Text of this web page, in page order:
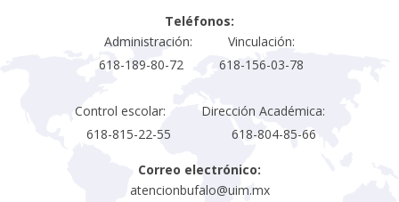
Teléfonos:
Administración: Vinculación:
618-189-80-72 618-156-03-78
Control escolar: Dirección Académica:
618-815-22-55 618-804-85-66
Correo electrónico:
atencionbufalo@uim.mx